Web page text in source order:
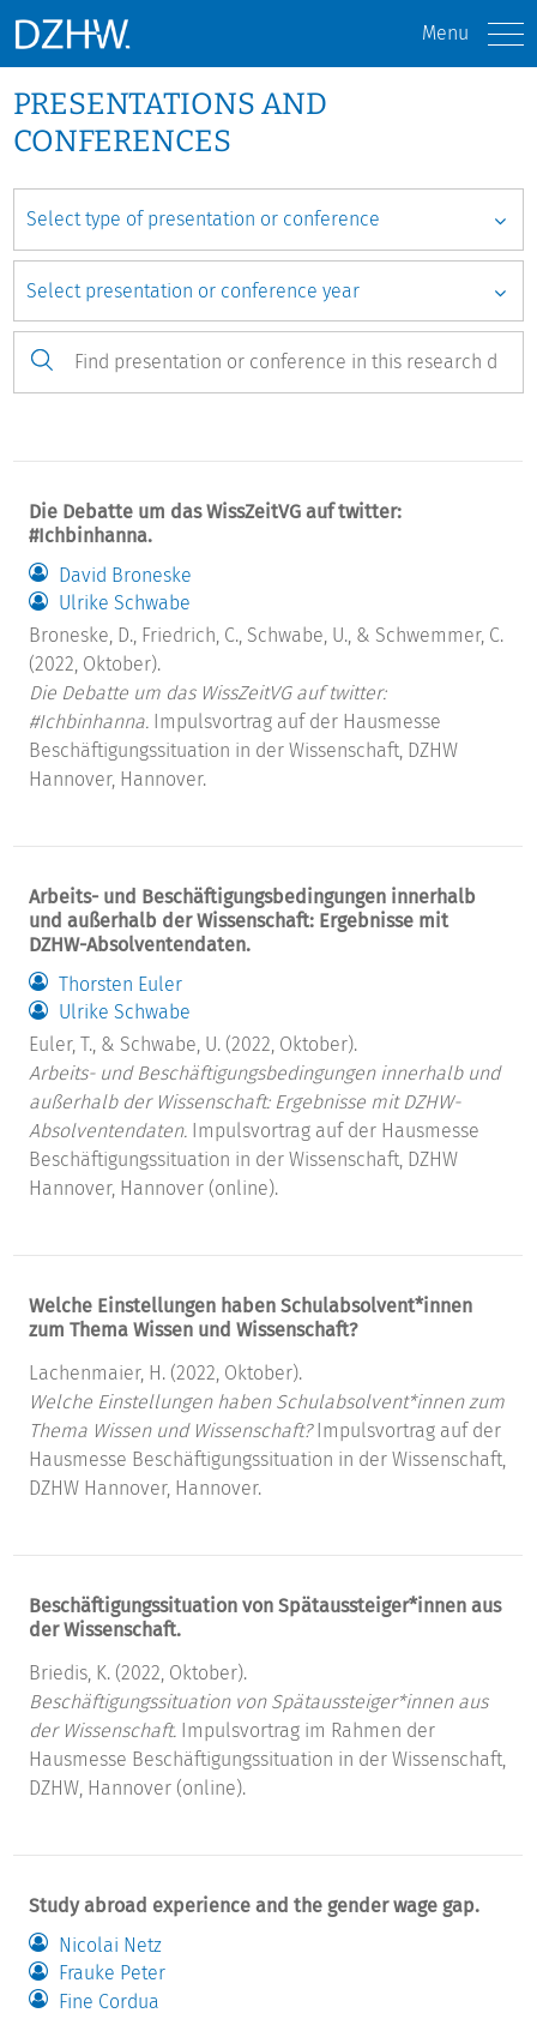
Menu
PRESENTATIONS AND
CONFERENCES
Die Debatte um das WissZeitVG auf twitter:
#Ichbinhanna.
David Broneske
Ulrike Schwabe
Broneske, D., Friedrich, C., Schwabe, U., & Schwemmer, C.
(2022, Oktober).
Die Debatte um das WissZeitVG auf twitter:
#Ichbinhanna. Impulsvortrag auf der Hausmesse
Beschäftigungssituation in der Wissenschaft, DZHW
Hannover, Hannover.
Arbeits- und Beschäftigungsbedingungen innerhalb
und außerhalb der Wissenschaft: Ergebnisse mit
DZHW-Absolventendaten.
Thorsten Euler
Ulrike Schwabe
Euler, T., & Schwabe, U. (2022, Oktober).
Arbeits- und Beschäftigungsbedingungen innerhalb und
außerhalb der Wissenschaft: Ergebnisse mit DZHW-
Absolventendaten. Impulsvortrag auf der Hausmesse
Beschäftigungssituation in der Wissenschaft, DZHW
Hannover, Hannover (online).
Welche Einstellungen haben Schulabsolvent*innen
zum Thema Wissen und Wissenschaft?
Lachenmaier, H. (2022, Oktober).
Welche Einstellungen haben Schulabsolvent*innen zum
Thema Wissen und Wissenschaft?Impulsvortrag auf der
Hausmesse Beschäftigungssituation in der Wissenschaft,
DZHW Hannover, Hannover.
Beschäftigungssituation von Spätaussteiger*innen aus
der Wissenschaft.
Briedis, K. (2022, Oktober).
Beschäftigungssituation von Spätaussteiger*innen aus
der Wissenschaft. Impulsvortrag im Rahmen der
Hausmesse Beschäftigungssituation in der Wissenschaft,
DZHW, Hannover (online).
Study abroad experience and the gender wage gap.
Nicolai Netz
Frauke Peter
Fine Cordua